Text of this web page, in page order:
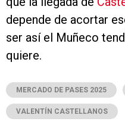
depende de acortar
ser así el Muñeco
quiere.
MERCADO DE PASES 2025
VALENTÍN CASTELLANOS